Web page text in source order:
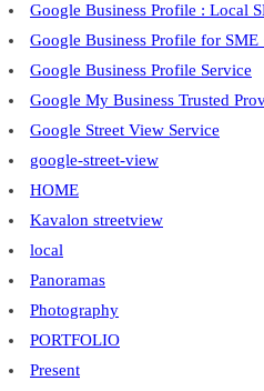
Google Business Profile : Local
Google Business Profile for SME
Google Business Profile Service
Google My Business Trusted
Google Street View Service
google-street-view
HOME
Kavalon streetview
local
Panoramas
Photography
PORTFOLIO
Present